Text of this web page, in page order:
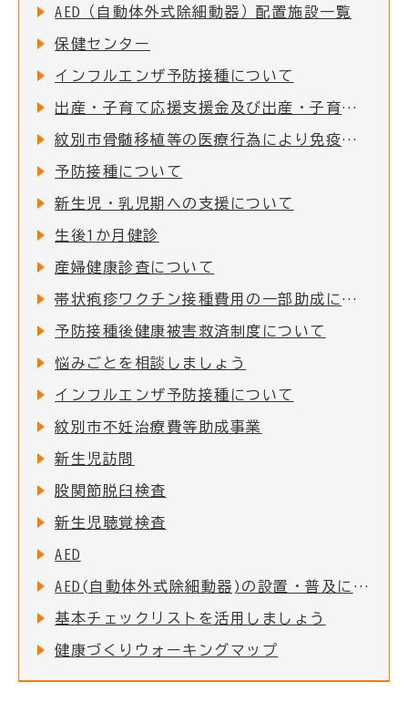
AED（自動体外式除細動器）配置施設一覧
保健センター
インフルエンザ予防接種について
出産・子育て応援支援金及び出産・子育て応援ギフト(妊婦支援給付)について
紋別市骨髄移植等の医療行為により免疫を失った者に対する予防接種費用助成
予防接種について
新生児・乳児期への支援について
生後1か月健診
産婦健康診査について
帯状疱疹ワクチン接種費用の一部助成について
予防接種後健康被害救済制度について
悩みごとを相談しましょう
インフルエンザ予防接種について
紋別市不妊治療費等助成事業
新生児訪問
股関節脱臼検査
新生児聴覚検査
AED
AED(自動体外式除細動器)の設置・普及について
基本チェックリストを活用しましょう
健康づくりウォーキングマップ